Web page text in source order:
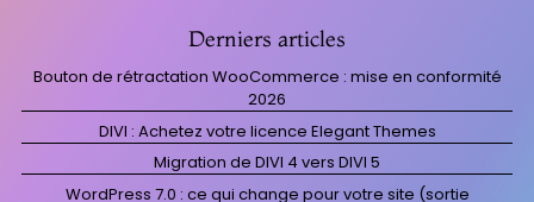
Derniers articles
Bouton de rétractation WooCommerce : mise en conformité
2026
DIVI : Achetez votre licence Elegant Themes
Migration de DIVI 4 vers DIVI 5
WordPress 7.0 : ce qui change pour votre site (sortie